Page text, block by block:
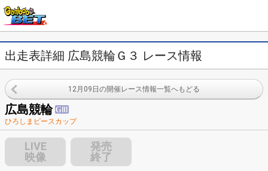
出走表詳細 広島競輪Ｇ３ レース情報
12月09日の開催レース情報一覧へもどる
広島競輪
ひろしまピースカップ
LIVE
映像
発売
終了